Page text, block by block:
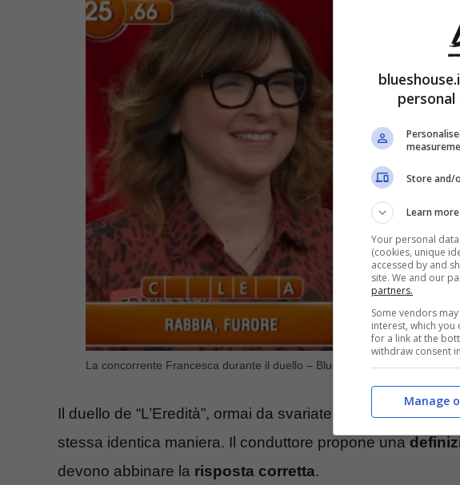
La concorrente Francesca durante il duello – Blueshouse.it
Il duello de “L’Eredità”, ormai da svariate edizioni a
stessa identica maniera. Il conduttore propone una
devono abbinare la risposta corretta.
Store and/
Learn more
Your personal
(cookies, unique
accessed by and
site. We and our
partners.
Some vendors
interest, which
for a link at the
withdraw consent
Manage